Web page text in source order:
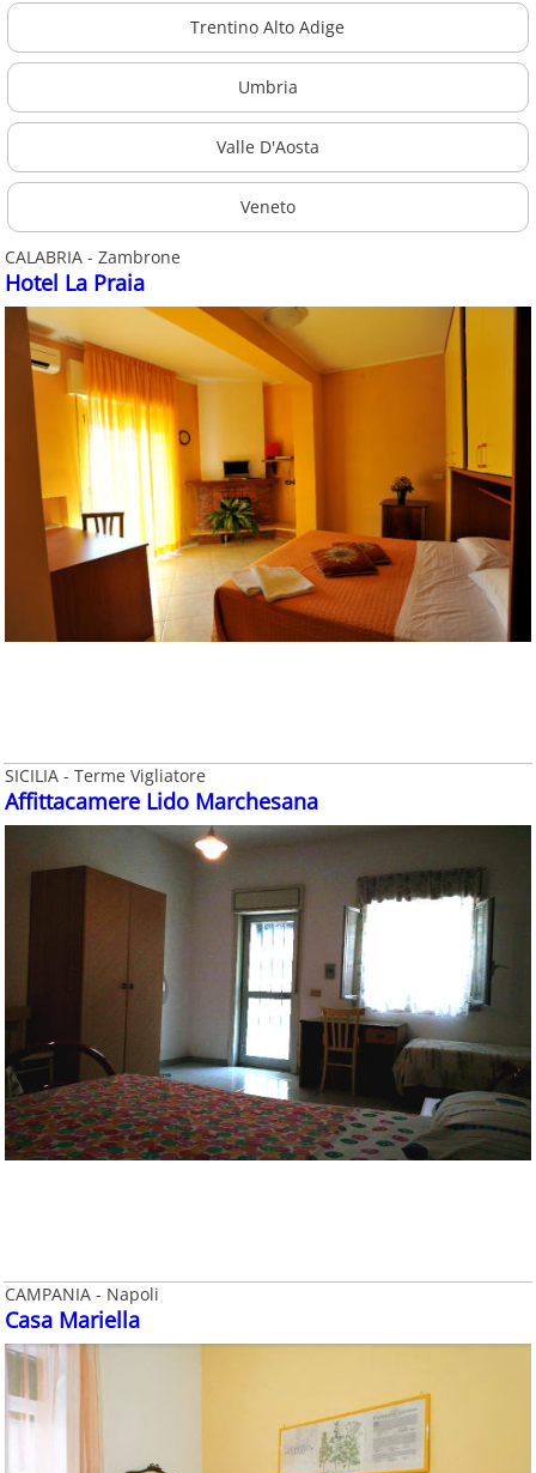
Trentino Alto Adige
Umbria
Valle D'Aosta
Veneto
CALABRIA - Zambrone
Hotel La Praia
SICILIA - Terme Vigliatore
Affittacamere Lido Marchesana
CAMPANIA - Napoli
Casa Mariella